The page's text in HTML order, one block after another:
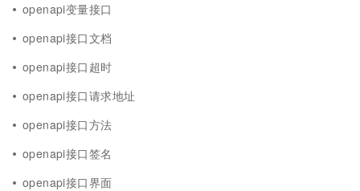
openapi变量接口
openapi接口文档
openapi接口超时
openapi接口请求地址
openapi接口方法
openapi接口签名
openapi接口界面